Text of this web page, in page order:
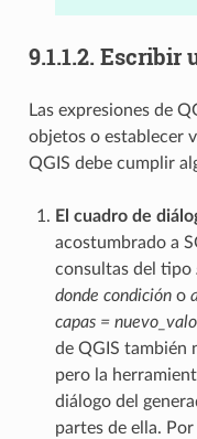
9.1.1.2. Escribir
Las expresiones de
objetos o establecer
QGIS debe cumplir
El cuadro de
acostumbrado a
consultas del tipo
donde condicióno
capas =
de QGIS también
pero la
diálogo del
partes de ella.